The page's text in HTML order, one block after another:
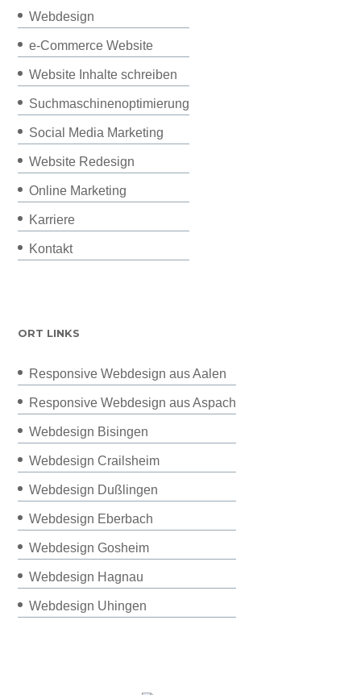
Webdesign
e-Commerce Website
Website Inhalte schreiben
Suchmaschinenoptimierung
Social Media Marketing
Website Redesign
Online Marketing
Karriere
Kontakt
ORT LINKS
Responsive Webdesign aus Aalen
Responsive Webdesign aus Aspach
Webdesign Bisingen
Webdesign Crailsheim
Webdesign Dußlingen
Webdesign Eberbach
Webdesign Gosheim
Webdesign Hagnau
Webdesign Uhingen